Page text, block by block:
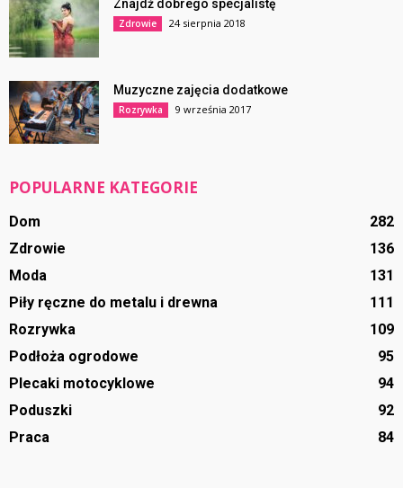
Znajdź dobrego specjalistę
Zdrowie 24 sierpnia 2018
Muzyczne zajęcia dodatkowe
Rozrywka 9 września 2017
POPULARNE KATEGORIE
Dom
282
Zdrowie
136
Moda
131
Piły ręczne do metalu i drewna
111
Rozrywka
109
Podłoża ogrodowe
95
Plecaki motocyklowe
94
Poduszki
92
Praca
84